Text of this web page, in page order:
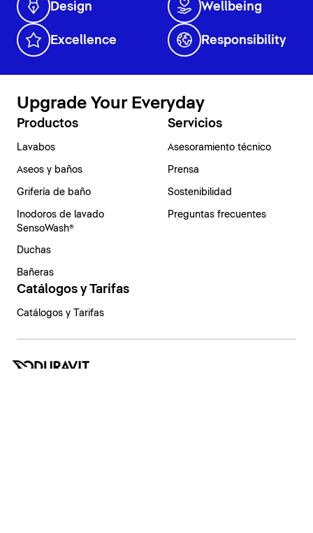
Design Wellbeing
Excellence Responsibility
Upgrade Your Everyday
Productos
Lavabos
Aseos y baños
Grifería de baño
Inodoros de lavado
SensoWash®
Duchas
Bañeras
Servicios
Asesoramiento técnico
Prensa
Sostenibilidad
Preguntas frecuentes
Catálogos y Tarifas
Catálogos y Tarifas